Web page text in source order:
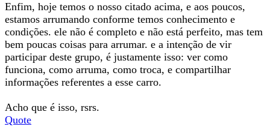
Enfim, hoje temos o nosso citado acima, e aos poucos,
estamos arrumando conforme temos conhecimento e
condições. ele não é completo e não está perfeito, mas tem
bem poucas coisas para arrumar. e a intenção de vir
participar deste grupo, é justamente isso: ver como
funciona, como arruma, como troca, e compartilhar
informações referentes a esse carro.
Acho que é isso, rsrs.
Quote